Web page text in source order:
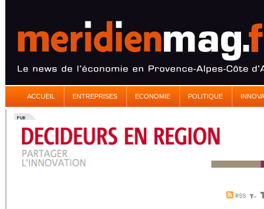
ACCUEIL ENTREPRISES ECONOMIE POLITIQUE